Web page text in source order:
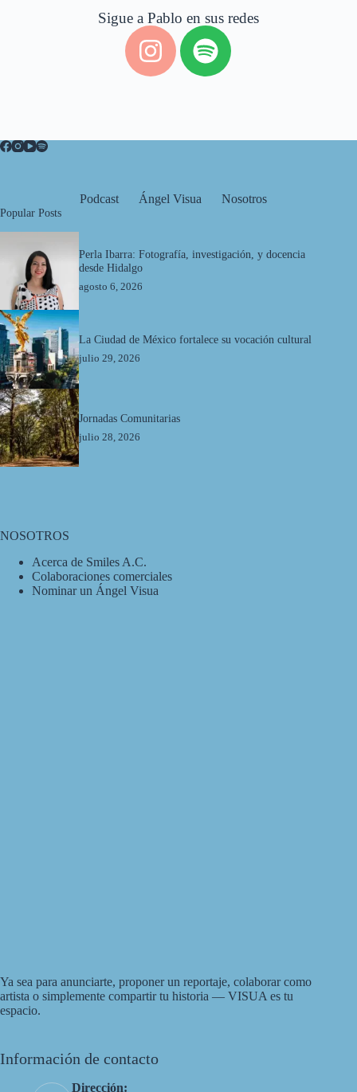
Sigue a Pablo en sus redes
Podcast Ángel Visua Nosotros
Popular Posts
Perla Ibarra: Fotografía, investigación, y docencia
desde Hidalgo
agosto 6, 2026
La Ciudad de México fortalece su vocación cultural
julio 29, 2026
Jornadas Comunitarias
julio 28, 2026
NOSOTROS
Acerca de Smiles A.C.
Colaboraciones comerciales
Nominar un Ángel Visua
Ya sea para anunciarte, proponer un reportaje, colaborar como
artista o simplemente compartir tu historia — VISUA es tu
espacio.
Información de contacto
Dirección: